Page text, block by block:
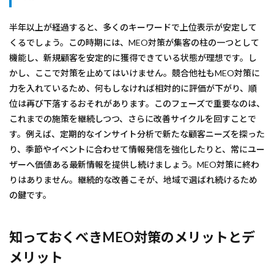
半年以上が経過すると、多くのキーワードで上位表示が安定して
くるでしょう。この時期には、MEO対策が集客の柱の一つとして
機能し、新規顧客を安定的に獲得できている状態が理想です。し
かし、ここで対策を止めてはいけません。競合他社もMEO対策に
力を入れているため、何もしなければ相対的に評価が下がり、順
位は再び下落するおそれがあります。このフェーズで重要なのは、
これまでの施策を継続しつつ、さらに改善サイクルを回すことで
す。例えば、定期的なインサイト分析で新たな顧客ニーズを探った
り、季節やイベントに合わせて情報発信を強化したりと、常にユー
ザーへ価値ある最新情報を提供し続けましょう。MEO対策に終わ
りはありません。継続的な改善こそが、地域で選ばれ続けるため
の鍵です。
知っておくべきMEO対策のメリットとデ
メリット